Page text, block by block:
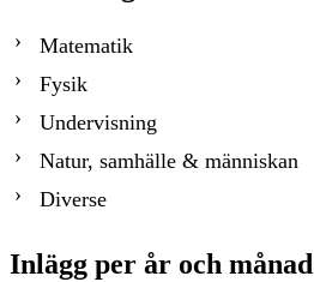
Matematik
Fysik
Undervisning
Natur, samhälle & människan
Diverse
Inlägg per år och månad